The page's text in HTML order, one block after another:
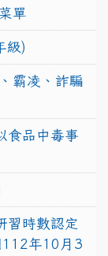
單
級)
霸凌、詐騙
食品中毒事
習時數認定
112年10月3